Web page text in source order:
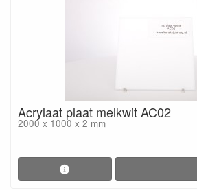
Acrylaat plaat melkwit AC02
2000 x 1000 x 2 mm